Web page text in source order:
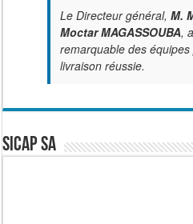
Le Directeur général, M.
Moctar MAGASSOUBA,
remarquable des
livraison réussie.
SICAP SA